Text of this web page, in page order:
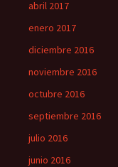
abril 2017
enero 2017
diciembre 2016
noviembre 2016
octubre 2016
septiembre 2016
julio 2016
junio 2016